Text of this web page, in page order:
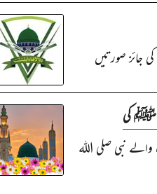
ﷺ کی
نبی صلی اللہ